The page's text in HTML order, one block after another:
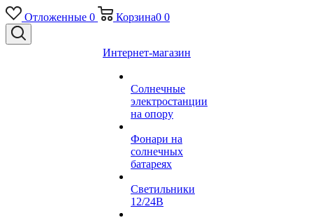
Отложенные 0 Корзина0 0
Интернет-магазин
Солнечные
электростанции
на опору
Фонари на
солнечных
батареях
Светильники
12/24В